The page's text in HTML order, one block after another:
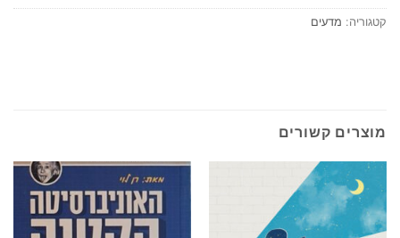
קטגוריה: מדעים
מוצרים קשורים